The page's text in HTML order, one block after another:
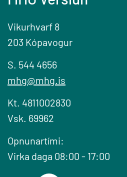
Vikurhvarf 8
203 Kópavogur
S. 544 4656
mhg@mhg.is
Kt. 4811002830
Vsk. 69962
Opnunartími:
Virka daga 08:00 - 17:00